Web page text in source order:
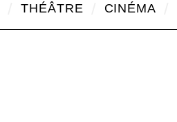
THÉÂTRE CINÉMA